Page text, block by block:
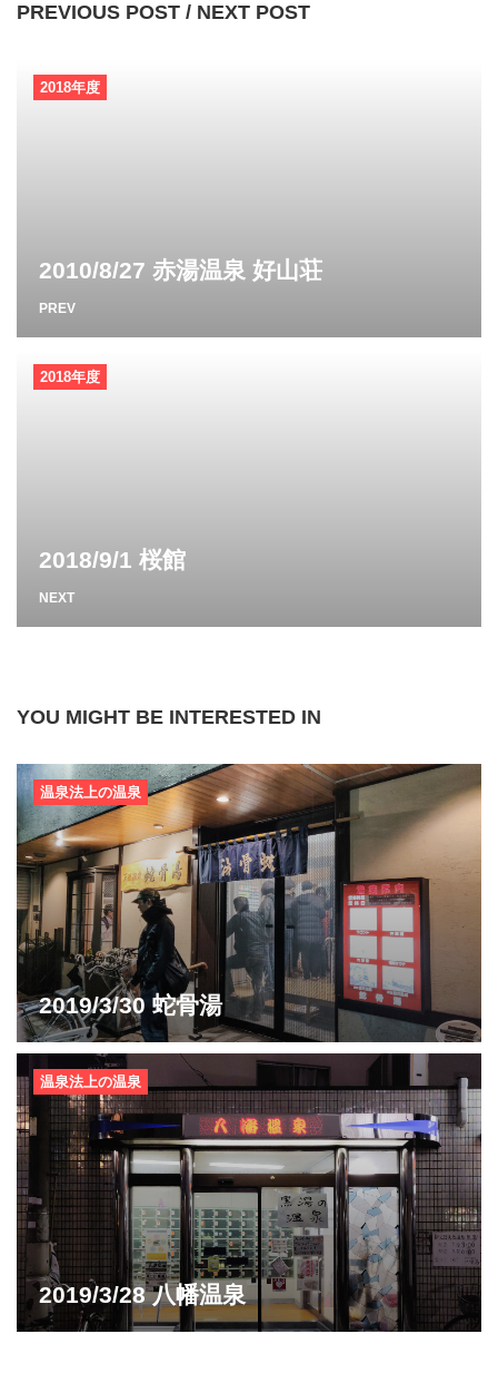
PREVIOUS POST / NEXT POST
2010/8/27 赤湯温泉 好山荘
PREV
2018年度
2018/9/1 桜館
NEXT
2018年度
YOU MIGHT BE INTERESTED IN
2019/3/30 蛇骨湯
温泉法上の温泉
2019/3/28 八幡温泉
温泉法上の温泉